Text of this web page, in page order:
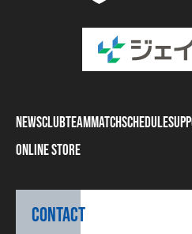
NEWSCLUBTEAMMATCHSCHEDULE
ONLINE STORE
CONTACT